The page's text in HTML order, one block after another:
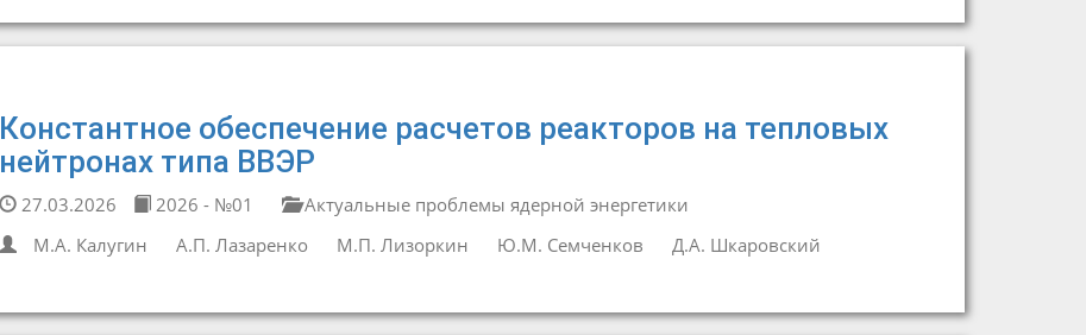
Константное обеспечение расчетов реакторов на тепловых
нейтронах типа ВВЭР
27.03.2026 2026 - №01
Актуальные проблемы ядерной энергетики
М.А. Калугин
А.П. Лазаренко М.П. Лизоркин Ю.М. Семченков Д.А. Шкаровский